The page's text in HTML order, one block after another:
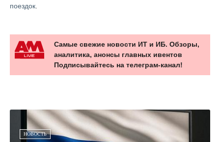
поездок
Самые свежие новости ИТ и ИБ. Обзоры,
аналитика, анонсы главных ивентов
Подписывайтесь на телеграм-канал!
НОВОСТЬ